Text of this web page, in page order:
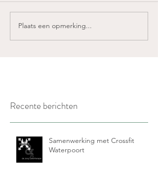
Plaats een opmerking...
Recente berichten
Samenwerking met Crossfit
Waterpoort